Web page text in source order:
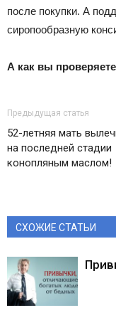
после покупки. А
сиропообразную
А как вы
Предыдущая статья
52-летняя мать
на последней стадии
конопляным маслом!
СХОЖИЕ СТАТЬИ